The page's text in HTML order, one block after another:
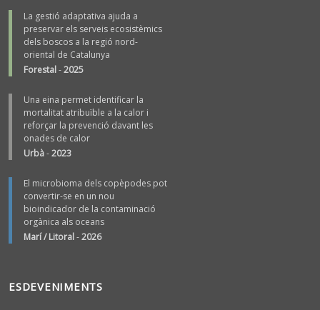
La gestió adaptativa ajuda a
preservar els serveis ecosistèmics
dels boscos a la regió nord-
oriental de Catalunya
Forestal-2025
Una eina permet identificar la
mortalitat atribuïble a la calor i
reforçar la prevenció davant les
onades de calor
Urbà-2023
El microbioma dels copèpodes pot
convertir-se en un nou
bioindicador de la contaminació
orgànica als oceans
Marí / Litoral-2026
ESDEVENIMENTS